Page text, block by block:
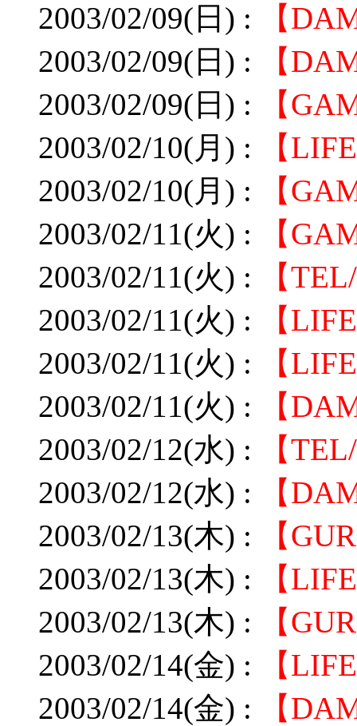
2003/02/09(日) :
【
2003/02/09(日) :
【
2003/02/09(日) :
【
2003/02/10(月) :
【
2003/02/10(月) :
【
2003/02/11(火) :
【
2003/02/11(火) :
【
2003/02/11(火) :
【
2003/02/11(火) :
【
2003/02/11(火) :
【
2003/02/12(水) :
【
2003/02/12(水) :
【
2003/02/13(木) :
【
2003/02/13(木) :
【
2003/02/13(木) :
【
2003/02/14(金) :
【
2003/02/14(金) :
【